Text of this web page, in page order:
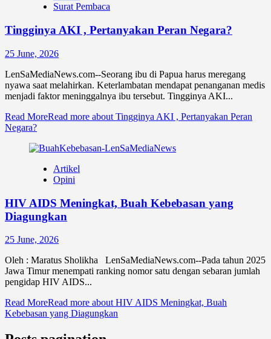
Surat Pembaca
Tingginya AKI , Pertanyakan Peran Negara?
25 June, 2026
LenSaMediaNews.com--Seorang ibu di Papua harus meregang
nyawa saat melahirkan. Keterlambatan mendapat penanganan medis
menjadi faktor meninggalnya ibu tersebut. Tingginya AKI...
Read MoreRead more about Tingginya AKI , Pertanyakan Peran
Negara?
Artikel
Opini
HIV AIDS Meningkat, Buah Kebebasan yang
Diagungkan
25 June, 2026
Oleh : Maratus Sholikha LenSaMediaNews.com--Pada tahun 2025
Jawa Timur menempati ranking nomor satu dengan sebaran jumlah
pengidap HIV AIDS...
Read MoreRead more about HIV AIDS Meningkat, Buah
Kebebasan yang Diagungkan